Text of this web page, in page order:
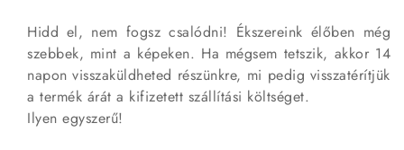
Hidd el, nem fogsz csalódni! Ékszereink élőben még
szebbek, mint a képeken. Ha mégsem tetszik, akkor 14
napon visszaküldheted részünkre, mi pedig visszatérítjük
a termék árát a kifizetett szállítási költséget.
Ilyen egyszerű!